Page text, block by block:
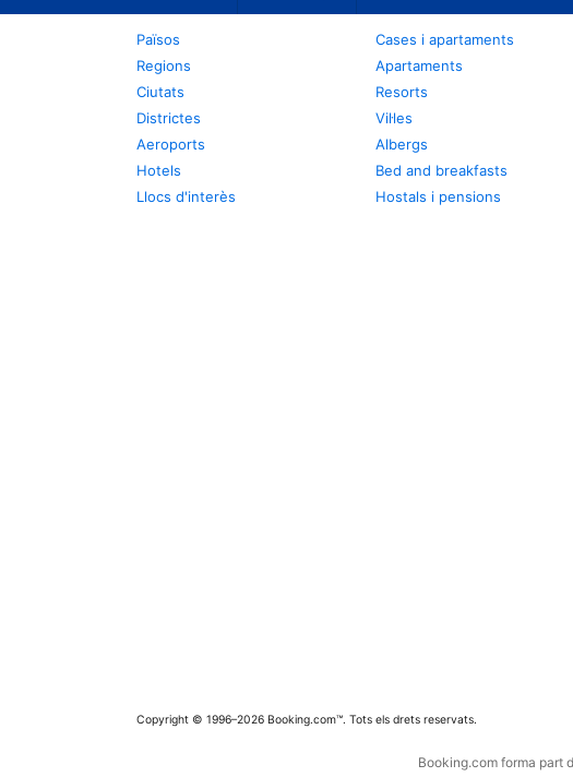
Països
Regions
Ciutats
Districtes
Aeroports
Hotels
Llocs d'interès
Cases i apartaments
Apartaments
Resorts
Vil·les
Albergs
Bed and breakfasts
Hostals i pensions
Copyright © 1996–2026 Booking.com™. Tots els drets reservats.
Booking.com forma part